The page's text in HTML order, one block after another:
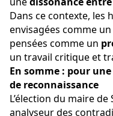
Dans ce contexte, les
envisagées comme
pensées comme un
un travail critique et
En somme : pour
de reconnaissance
L’élection du maire
analyseur des